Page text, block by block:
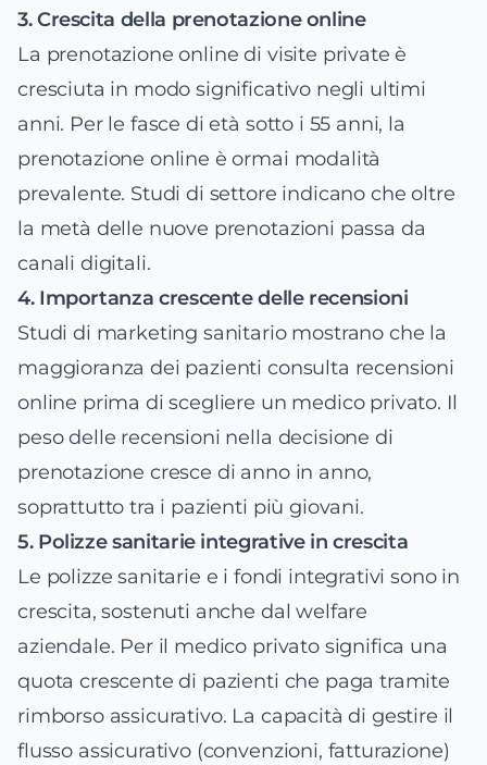
3. Crescita della prenotazione online
La prenotazione online di visite private è
cresciuta in modo significativo negli ultimi
anni. Per le fasce di età sotto i 55 anni, la
prenotazione online è ormai modalità
prevalente. Studi di settore indicano che oltre
la metà delle nuove prenotazioni passa da
canali digitali.
4. Importanza crescente delle recensioni
Studi di marketing sanitario mostrano che la
maggioranza dei pazienti consulta recensioni
online prima di scegliere un medico privato. Il
peso delle recensioni nella decisione di
prenotazione cresce di anno in anno,
soprattutto tra i pazienti più giovani.
5. Polizze sanitarie integrative in crescita
Le polizze sanitarie e i fondi integrativi sono in
crescita, sostenuti anche dal welfare
aziendale. Per il medico privato significa una
quota crescente di pazienti che paga tramite
rimborso assicurativo. La capacità di gestire il
flusso assicurativo (convenzioni, fatturazione)